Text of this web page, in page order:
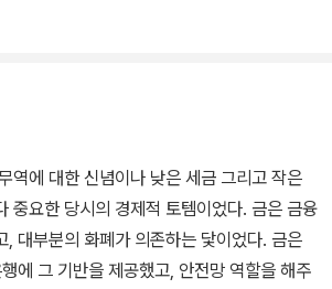
각 때문이다. 하지만 저자는 소수의 그릇된
를 다룬 이 책은 단순히 과거의 대공황을 돌
통해 위기의 원인을 진단하고 경제 붕괴의
다. 또한 하나의 사건을 통해 거대한 경제 흐
나아가 그 속에서 위기를 진단하고 극복하
역에 대한 신념이나 낮은 세금 그리고 작은
중요한 당시의 경제적 토템이었다. 금은 금융
, 대부분의 화폐가 의존하는 닻이었다. 금은
에 그 기반을 제공했고, 안전망 역할을 해주